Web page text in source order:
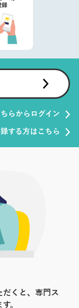
らからログイン
する方はこちら
だくと、専門ス
。